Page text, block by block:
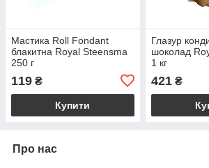
Мастика Roll Fondant
блакитна Royal Steensma
250 г
119 ₴
Купити
Глазур
шоколад
1 кг
421₴
Про нас